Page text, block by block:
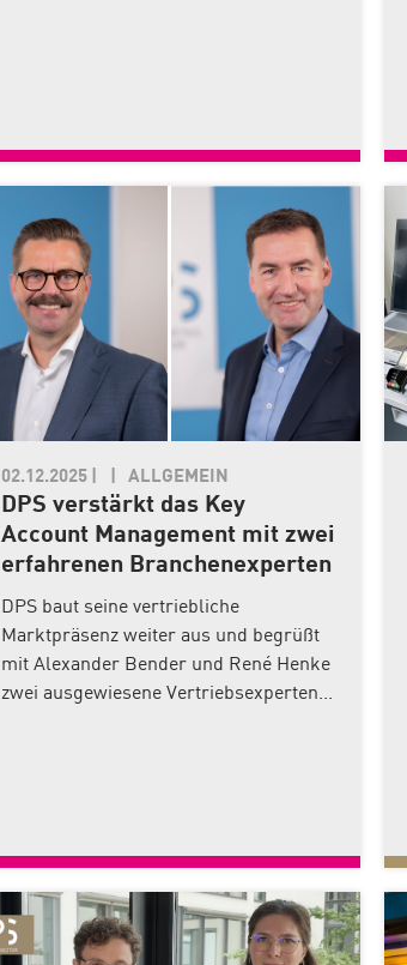
02.12.2025| ALLGEMEIN
DPS verstärkt das Key
Account Management mit zwei
erfahrenen Branchenexperten
DPS baut seine vertriebliche
Marktpräsenz weiter aus und begrüßt
mit Alexander Bender und René Henke
zwei ausgewiesene Vertriebsexperten...